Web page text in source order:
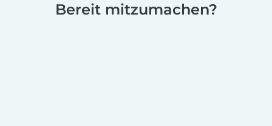
Bereit mitzumachen?